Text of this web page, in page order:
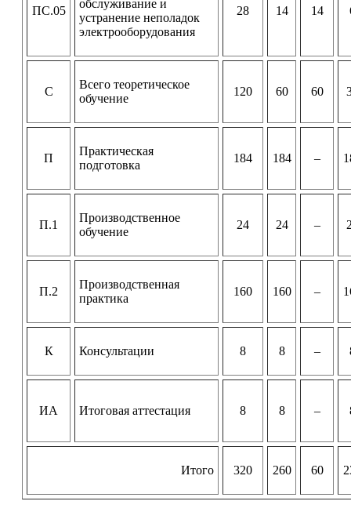
ПС.05
обслуживание и
устранение неполадок
электрооборудования
28 14 14
С
Всего теоретическое
обучение
120 60 60
П
Практическая
подготовка
184 184 –
П.1
Производственное
обучение
24 24 –
П.2
Производственная
практика
160 160 –
К Консультации 8 8 –
ИА Итоговая аттестация 8 8 –
Итого 320 260 60